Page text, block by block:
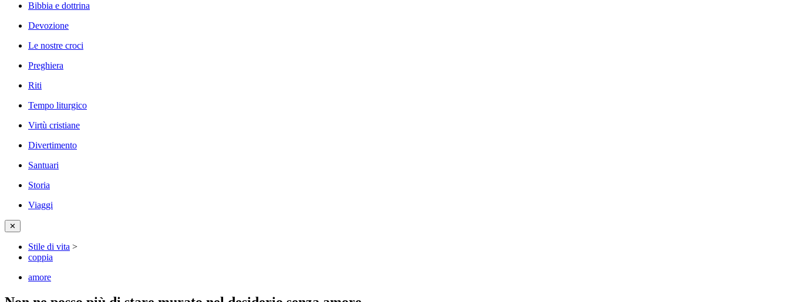
Bibbia e dottrina
Devozione
Le nostre croci
Preghiera
Riti
Tempo liturgico
Virtù cristiane
Divertimento
Santuari
Storia
Viaggi
✕
Stile di vita >
coppia
amore